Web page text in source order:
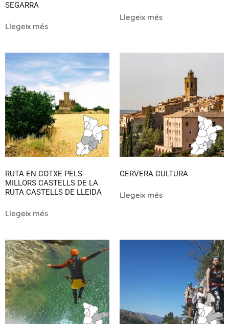
SEGARRA
Llegeix més
Llegeix més
RUTA EN COTXE PELS
MILLORS CASTELLS DE LA
RUTA CASTELLS DE LLEIDA
Llegeix més
CERVERA CULTURA
Llegeix més